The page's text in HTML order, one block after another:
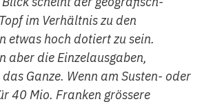
im Verhältnis zu den
etwas hoch dotiert zu sein.
aber die Einzelausgaben,
Ganze. Wenn am Susten- oder
40 Mio. Franken grössere